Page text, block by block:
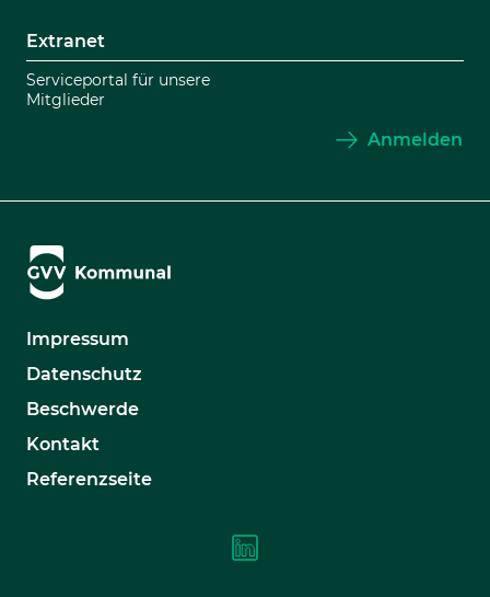
Extranet
Serviceportal für unsere
Mitglieder
Anmelden
Impressum
Datenschutz
Beschwerde
Kontakt
Referenzseite